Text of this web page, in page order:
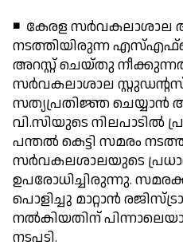
◾ കേരള
നടത്തിയിരുന്ന
അറസ്റ്റ് ചെയ്തു
സര്‍വകലാശാല
സത്യപ്രതിജ്ഞ ചെയ്യാന്‍
വി.സിയുടെ നിലപാടില്‍
പന്തല്‍ കെട്ടി സമരം
സര്‍വകലശാലയുടെ
ഉപരോധിച്ചിരുന്നു.
പൊളിച്ചു മാറ്റാന്‍
നല്‍കിയതിന്
നടപടി.